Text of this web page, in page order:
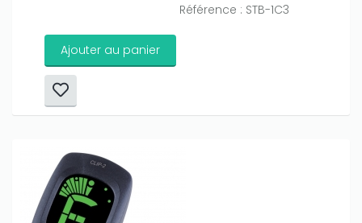
Référence : STB-1C3
Ajouter au panier